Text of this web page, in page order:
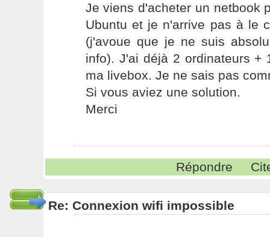
Je viens d'acheter un netbook
Ubuntu et je n'arrive pas à le
(j'avoue que je ne suis
info). J'ai déjà 2 ordinateurs +
ma livebox. Je ne sais pas
Si vous aviez une solution.
Merci
Répondre
Re: Connexion wifi impossible